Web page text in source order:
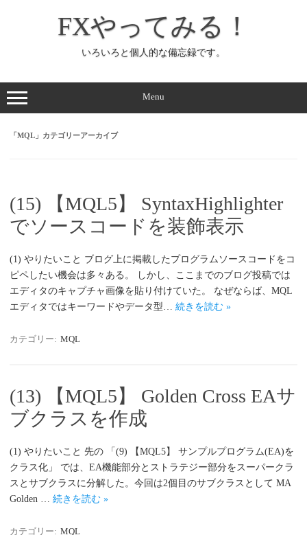
ッ
プ
FXやってみる！
いろいろと個人的な備忘録です。
Menu
「MQL 」カテゴリーアーカイブ
(15) 【MQL5】 SyntaxHighlighter
でソースコードを装飾表示
(1) やりたいこと ブログ上に掲載したプログラムソースコードをコ
ピペしたい機会は多々ある。 しかし、ここまでのブログ投稿では
エディタのキャプチャ画像を貼り付けていた。 なぜならば、MQL
エディタではキーワードやデータ型… 続きを読む »
カテゴリー: MQL
(13) 【MQL5】 Golden Cross EAサ
ブクラスを作成
(1) やりたいこと 先の 「(9) 【MQL5】 サンプルプログラム(EA)を
クラス化」 では、EA機能部分とストラテジー部分をスーパークラ
スとサブクラスに分解した。今回は2個目のサブクラスとして MA
Golden … 続きを読む »
カテゴリー: MQL